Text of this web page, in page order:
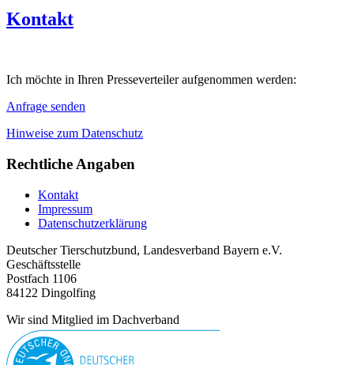
Kontakt
Ich möchte in Ihren Presseverteiler aufgenommen werden:
Anfrage senden
Hinweise zum Datenschutz
Rechtliche Angaben
Kontakt
Impressum
Datenschutzerklärung
Deutscher Tierschutzbund, Landesverband Bayern e.V.
Geschäftsstelle
Postfach 1106
84122 Dingolfing
Wir sind Mitglied im Dachverband